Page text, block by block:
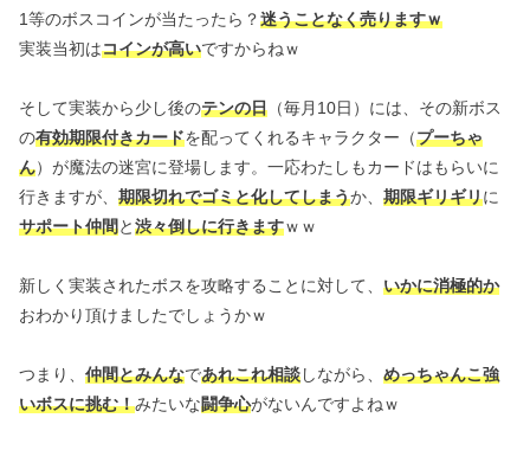
1等のボスコインが当たったら？迷うことなく売りますｗ
実装当初はコインが高いですからねｗ
そして実装から少し後のテンの日 （毎月10日）には、その新ボス
の有効期限付きカードを配ってくれるキャラクター（プーちゃ
ん）が魔法の迷宮に登場します。一応わたしもカードはもらいに
行きますが、 期限切れでゴミと化してしまうか、 期限ギリギリに
サポート仲間と渋々倒しに行きますｗｗ
新しく実装されたボスを攻略することに対して、 いかに消極的か
おわかり頂けましたでしょうかｗ
つまり、 仲間とみんなであれこれ相談しながら、 めっちゃんこ強
いボスに挑む！みたいな闘争心がないんですよねｗ